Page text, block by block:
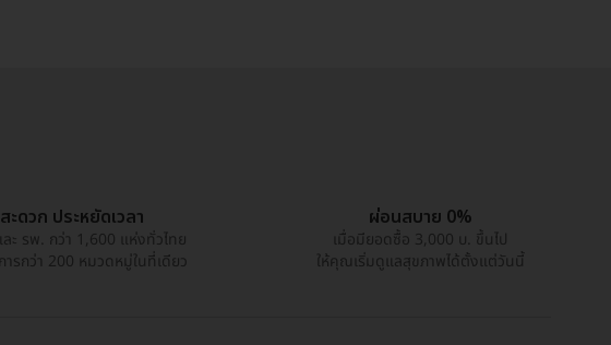
สะดวก ประหยัดเวลา
ะ รพ. กว่า 1,600 แห่งทั่วไทย
ารกว่า 200 หมวดหมู่ในที่เดียว
ผ่อนสบาย 0%
เมื่อมียอดซื้อ 3,000 บ. ขึ้นไป
ให้คุณเริ่มดูแลสุขภาพได้ตั้งแต่วันนี้